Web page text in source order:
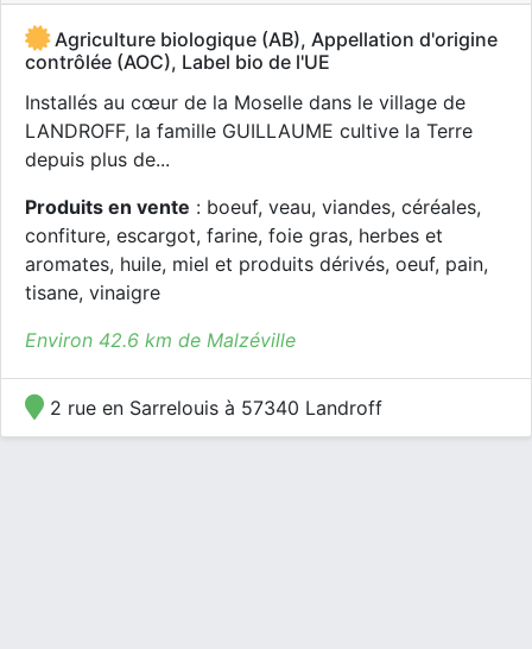
Agriculture biologique (AB), Appellation d'origine
contrôlée (AOC), Label bio de l'UE
Installés au cœur de la Moselle dans le village de
LANDROFF, la famille GUILLAUME cultive la Terre
depuis plus de...
Produits en vente : boeuf, veau, viandes, céréales,
confiture, escargot, farine, foie gras, herbes et
aromates, huile, miel et produits dérivés, oeuf, pain,
tisane, vinaigre
Environ 42.6 km de Malzéville
2 rue en Sarrelouis à 57340 Landroff